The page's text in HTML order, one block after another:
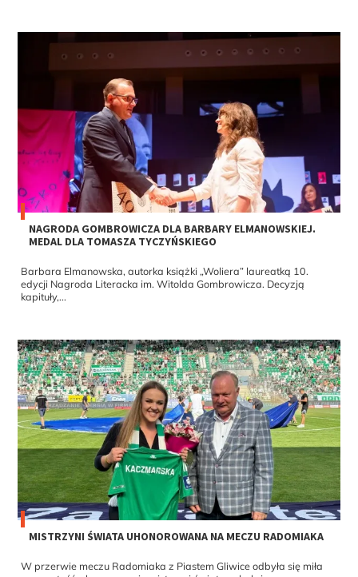
NAGRODA GOMBROWICZA DLA BARBARY ELMANOWSKIEJ.
MEDAL DLA TOMASZA TYCZYŃSKIEGO
Barbara Elmanowska, autorka książki „Woliera” laureatką 10.
edycji Nagroda Literacka im. Witolda Gombrowicza. Decyzją
kapituły,...
MISTRZYNI ŚWIATA UHONOROWANA NA MECZU RADOMIAKA
W przerwie meczu Radomiaka z Piastem Gliwice odbyła się miła